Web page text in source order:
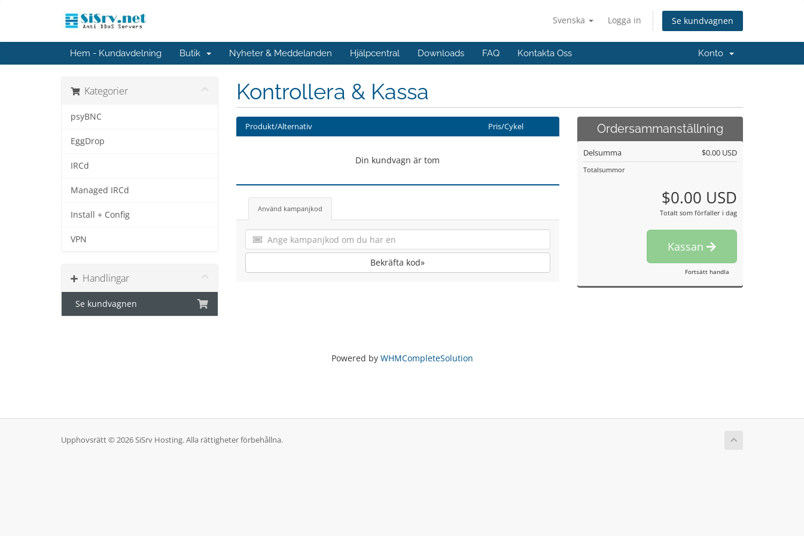
Svenska Logga in Se kundvagnen
Hem - Kundavdelning Butik Nyheter & Meddelanden Hjälpcentral Downloads FAQ Kontakta Oss Konto
Kategorier
psyBNC
EggDrop
IRCd
Managed IRCd
Install + Config
VPN
Handlingar
Se kundvagnen
Kontrollera & Kassa
Produkt/Alternativ Pris/Cykel
Din kundvagn är tom
Använd kampanjkod
Bekräfta kod»
Ordersammanställning
Delsumma $0.00 USD
Totalsummor
$0.00 USD
Totalt som förfaller i dag
Kassan
Fortsätt handla
Powered by WHMCompleteSolution
Upphovsrätt © 2026 SiSrv Hosting. Alla rättigheter förbehållna.